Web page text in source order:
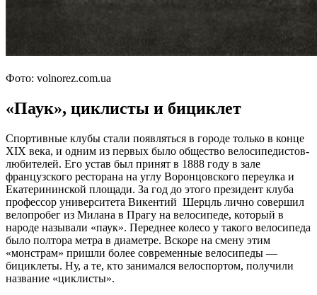
Фото: volnorez.com.ua
«Паук», циклисты и бициклет
Спортивные клубы стали появляться в городе только в конце
XIX века, и одним из первых было общество велосипедистов-
любителей. Его устав был принят в 1888 году в зале
французского ресторана на углу Воронцовского переулка и
Екатерининской площади. За год до этого президент клуба
профессор университета Викентий Шерцль лично совершил
велопробег из Милана в Прагу на велосипеде, который в
народе называли «паук». Переднее колесо у такого велосипеда
было полтора метра в диаметре. Вскоре на смену этим
«монстрам» пришли более современные велосипеды —
бициклеты. Ну, а те, кто занимался велоспортом, получили
название «циклисты».